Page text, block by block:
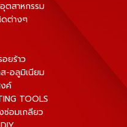
ตสาหกรรม
ต่างๆ
ยร้าว
-อลูมิเนียม
ค์
TOOLS
อมเกลียว